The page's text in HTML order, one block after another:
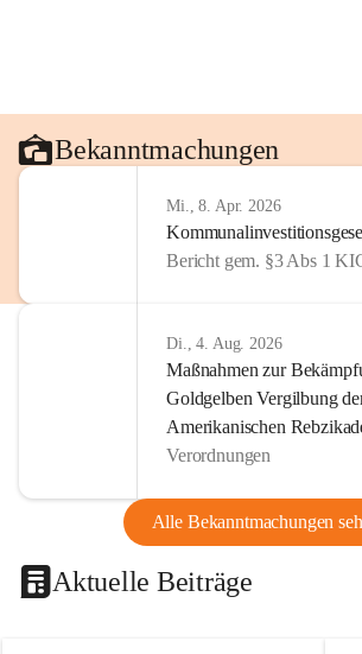
Bekanntmachungen
Mi., 8. Apr. 2026
Bericht gem. §3 Abs 1
Di., 4. Aug. 2026
Maßnahmen zur
Goldgelben Vergilbung
Amerikanischen
Verordnungen
Alle Bekanntmachungen
Aktuelle Beiträge